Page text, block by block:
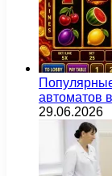
автоматов
29.06.2026